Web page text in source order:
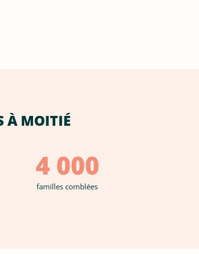
À MOITIÉ
4 000
familles comblées